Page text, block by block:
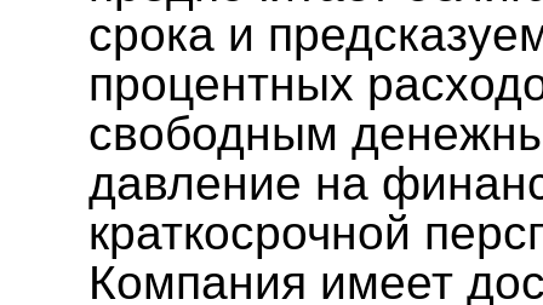
срока и
процентных
свободным
давление на
краткосрочной
Компания имеет